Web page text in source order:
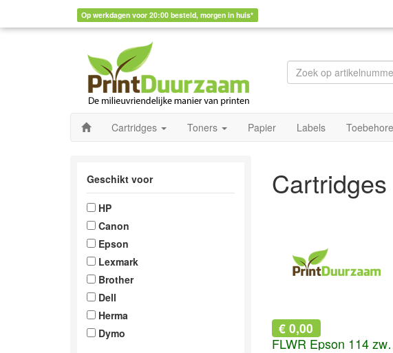
Op werkdagen voor 20:00 besteld, morgen in huis*
Cartridges Toners Papier Labels
Geschikt voor
HP
Canon
Epson
Lexmark
Brother
Dell
Herma
Dymo
Cartridges
€ 0,00
FLWR